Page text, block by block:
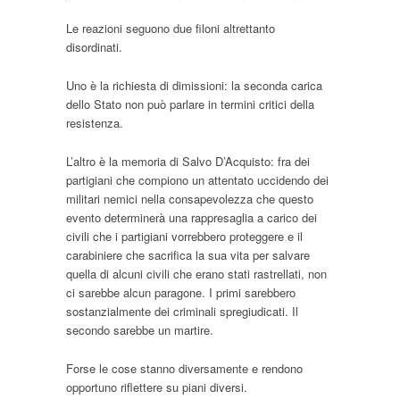
Le reazioni seguono due filoni altrettanto
disordinati.
Uno è la richiesta di dimissioni: la seconda carica
dello Stato non può parlare in termini critici della
resistenza.
L’altro è la memoria di Salvo D’Acquisto: fra dei
partigiani che compiono un attentato uccidendo dei
militari nemici nella consapevolezza che questo
evento determinerà una rappresaglia a carico dei
civili che i partigiani vorrebbero proteggere e il
carabiniere che sacrifica la sua vita per salvare
quella di alcuni civili che erano stati rastrellati, non
ci sarebbe alcun paragone. I primi sarebbero
sostanzialmente dei criminali spregiudicati. Il
secondo sarebbe un martire.
Forse le cose stanno diversamente e rendono
opportuno riflettere su piani diversi.